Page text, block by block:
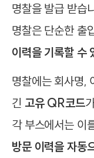
명찰을 발급 받습
명찰은 단순한 출
이력을 기록할 수
명찰에는 회사명,
긴 고유 QR코드
각 부스에서는 이
방문 이력을 자동